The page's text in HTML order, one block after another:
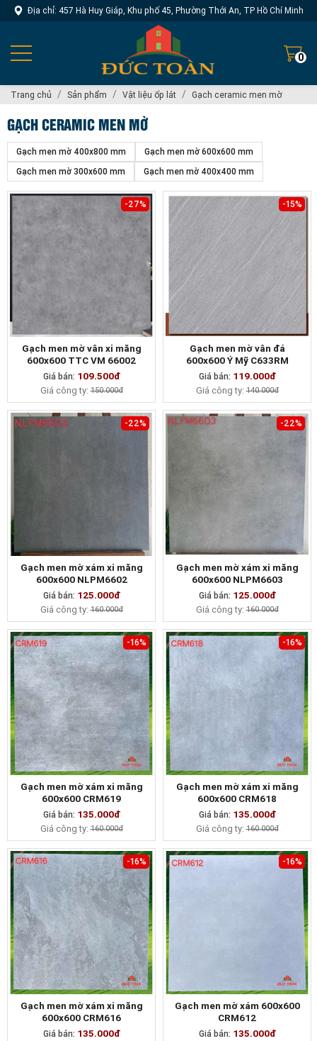
Địa chỉ: 457 Hà Huy Giáp, Khu phố 45, Phường Thới An, TP Hồ Chí Minh
0
Trang chủ Sản phẩm Vật liệu ốp lát Gạch ceramic men mờ
GẠCH CERAMIC MEN MỜ
Gạch men mờ 400x800 mm
Gạch men mờ 600x600 mm
Gạch men mờ 300x600 mm
Gạch men mờ 400x400 mm
-27%
MUA NGAY
Gạch men mờ vân xi măng
600x600 TTC VM 66002
Giá bán: 109.500đ
Giá công ty:150.000đ
-15%
MUA NGAY
Gạch men mờ vân đá
600x600 Ý Mỹ C633RM
Giá bán: 119.000đ
Giá công ty:140.000đ
-22%
MUA NGAY
Gạch men mờ xám xi măng
600x600 NLPM6602
Giá bán: 125.000đ
Giá công ty:160.000đ
-22%
MUA NGAY
Gạch men mờ xám xi măng
600x600 NLPM6603
Giá bán: 125.000đ
Giá công ty:160.000đ
-16%
MUA NGAY
Gạch men mờ xám xi măng
600x600 CRM619
Giá bán: 135.000đ
Giá công ty:160.000đ
-16%
MUA NGAY
Gạch men mờ xám xi măng
600x600 CRM618
Giá bán: 135.000đ
Giá công ty:160.000đ
-16%
MUA NGAY
Gạch men mờ xám xi măng
600x600 CRM616
Giá bán: 135.000đ
-16%
MUA NGAY
Gạch men mờ xám 600x600
CRM612
Giá bán: 135.000đ